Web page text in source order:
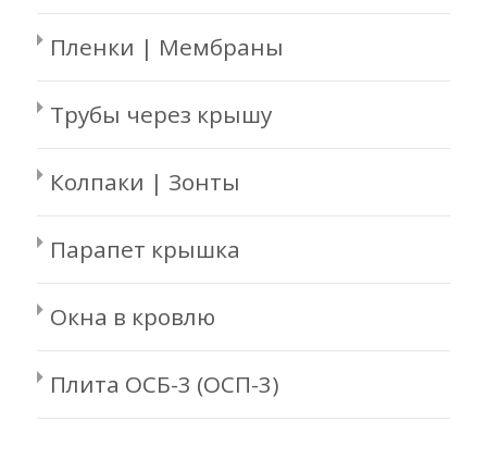
Пленки | Мембраны
Трубы через крышу
Колпаки | Зонты
Парапет крышка
Окна в кровлю
Плита ОСБ-3 (ОСП-3)